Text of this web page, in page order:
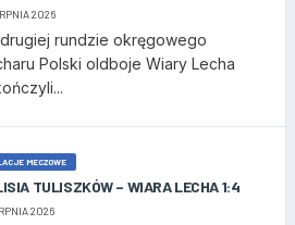
2026
rundzie okręgowego
Polski oldboje Wiary Lecha
MECZOWE
TULISZKÓW – WIARA LECHA 1:4
2026